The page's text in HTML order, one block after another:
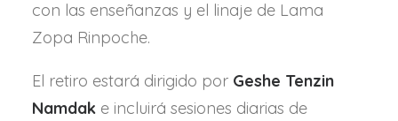
con las enseñanzas y el linaje de Lama
Zopa Rinpoche.
El retiro estará dirigido por Geshe Tenzin
Namdak e incluirá sesiones diarias de